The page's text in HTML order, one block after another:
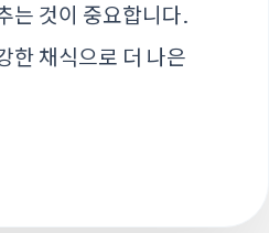
는 것이 중요합니다.
한 채식으로 더 나은